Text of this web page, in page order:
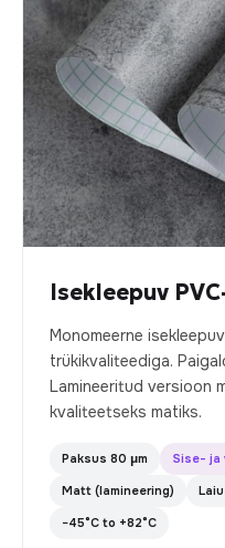
Isekleepuv
Monomeerne
trükikvaliteediga.
Lamineeritud versioon
kvaliteetseks matiks.
Paksus 80 µm Sise- ja
Matt (lamineering)
−45°C to +82°C